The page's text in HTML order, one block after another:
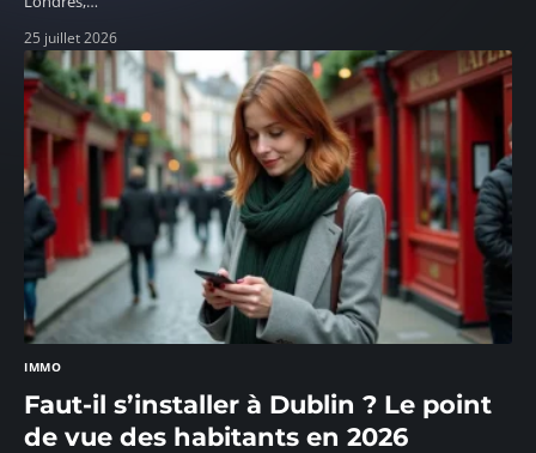
25 juillet 2026
IMMO
Faut-il s’installer à Dublin ? Le point
de vue des habitants en 2026